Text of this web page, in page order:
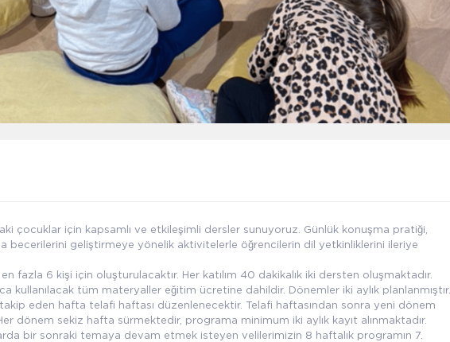
çocuklar için kapsamlı ve etkileşimli dersler sunuyoruz. Günlük konuşma pratiği,
becerilerini geliştirmeye yönelik aktivitelerle öğrencilerin dil yetkinliklerini ileriye
fazla 6 kişi için oluşturulacaktır. Her katılım 40 dakikalık iki dersten oluşmaktadır.
kullanılacak tüm materyaller eğitim ücretine dahildir. Dönemler iki aylık planlanmıştır.
eden hafta telafi haftası düzenlenecektir. Telafi haftasından sonra yeni dönem
dönem sekiz hafta sürmektedir, programa minimum iki aylık kayıt alınmaktadır.
bir sonraki temaya devam etmek isteyen velilerimizin 8 haftalık programın 7.